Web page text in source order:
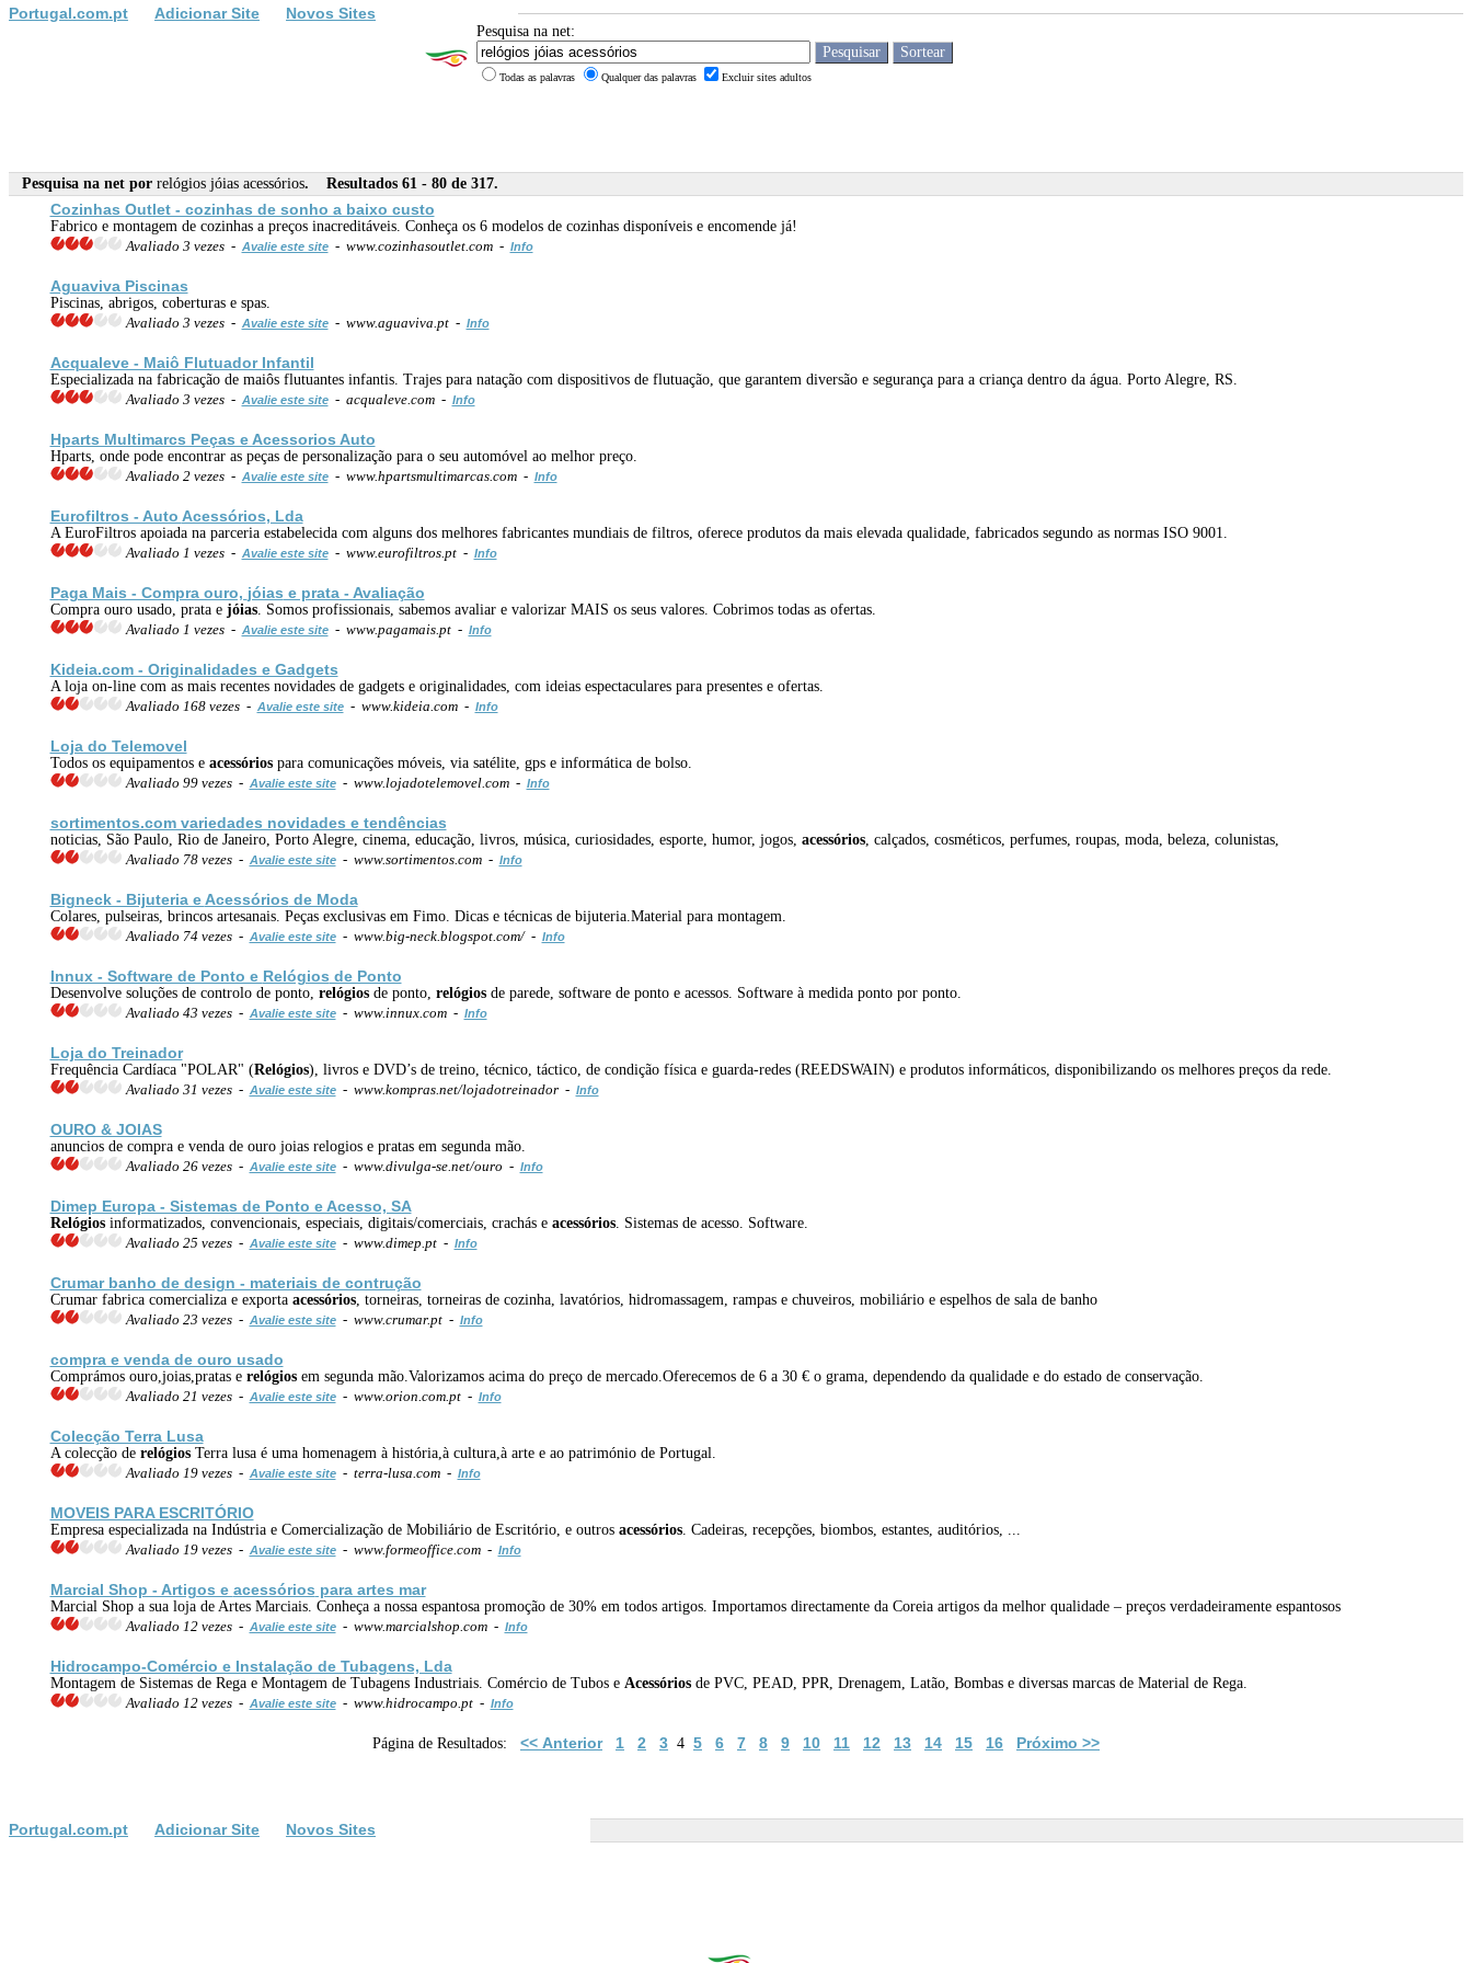
Portugal.com.pt Adicionar Site Novos Sites
Pesquisa na net:
Todas as palavras Qualquer das palavras Excluir sites adultos
Pesquisa na net por relógios jóias acessórios. Resultados 61 - 80 de 317.
Cozinhas Outlet - cozinhas de sonho a baixo custo
Fabrico e montagem de cozinhas a preços inacreditáveis. Conheça os 6 modelos de cozinhas disponíveis e encomende já!
Avaliado 3 vezes - Avalie este site- www.cozinhasoutlet.com - Info
Aguaviva Piscinas
Piscinas, abrigos, coberturas e spas.
Avaliado 3 vezes - Avalie este site- www.aguaviva.pt - Info
Acqualeve - Maiô Flutuador Infantil
Especializada na fabricação de maiôs flutuantes infantis. Trajes para natação com dispositivos de flutuação, que garantem diversão e segurança para a criança dentro da água. Porto Alegre, RS.
Avaliado 3 vezes - Avalie este site- acqualeve.com - Info
Hparts Multimarcs Peças e Acessorios Auto
Hparts, onde pode encontrar as peças de personalização para o seu automóvel ao melhor preço.
Avaliado 2 vezes - Avalie este site- www.hpartsmultimarcas.com - Info
Eurofiltros - Auto Acessórios, Lda
A EuroFiltros apoiada na parceria estabelecida com alguns dos melhores fabricantes mundiais de filtros, oferece produtos da mais elevada qualidade, fabricados segundo as normas ISO 9001.
Avaliado 1 vezes - Avalie este site- www.eurofiltros.pt - Info
Paga Mais - Compra ouro, jóias e prata - Avaliação
Compra ouro usado, prata e jóias. Somos profissionais, sabemos avaliar e valorizar MAIS os seus valores. Cobrimos todas as ofertas.
Avaliado 1 vezes - Avalie este site- www.pagamais.pt - Info
Kideia.com - Originalidades e Gadgets
A loja on-line com as mais recentes novidades de gadgets e originalidades, com ideias espectaculares para presentes e ofertas.
Avaliado 168 vezes - Avalie este site- www.kideia.com - Info
Loja do Telemovel
Todos os equipamentos e acessóriospara comunicações móveis, via satélite, gps e informática de bolso.
Avaliado 99 vezes - Avalie este site- www.lojadotelemovel.com - Info
sortimentos.com variedades novidades e tendências
noticias, São Paulo, Rio de Janeiro, Porto Alegre, cinema, educação, livros, música, curiosidades, esporte, humor, jogos, acessórios, calçados, cosméticos, perfumes, roupas, moda, beleza, colunistas,
Avaliado 78 vezes - Avalie este site- www.sortimentos.com - Info
Bigneck - Bijuteria e Acessórios de Moda
Colares, pulseiras, brincos artesanais. Peças exclusivas em Fimo. Dicas e técnicas de bijuteria.Material para montagem.
Avaliado 74 vezes - Avalie este site- www.big-neck.blogspot.com/ - Info
Innux - Software de Ponto e Relógios de Ponto
Desenvolve soluções de controlo de ponto, relógiosde ponto, relógiosde parede, software de ponto e acessos. Software à medida ponto por ponto.
Avaliado 43 vezes - Avalie este site- www.innux.com - Info
Loja do Treinador
Frequência Cardíaca "POLAR" (Relógios), livros e DVD’s de treino, técnico, táctico, de condição física e guarda-redes (REEDSWAIN) e produtos informáticos, disponibilizando os melhores preços da rede.
Avaliado 31 vezes - Avalie este site- www.kompras.net/lojadotreinador - Info
OURO & JOIAS
anuncios de compra e venda de ouro joias relogios e pratas em segunda mão.
Avaliado 26 vezes - Avalie este site- www.divulga-se.net/ouro - Info
Dimep Europa - Sistemas de Ponto e Acesso, SA
Relógiosinformatizados, convencionais, especiais, digitais/comerciais, crachás e acessórios. Sistemas de acesso. Software.
Avaliado 25 vezes - Avalie este site- www.dimep.pt - Info
Crumar banho de design - materiais de contrução
Crumar fabrica comercializa e exporta acessórios, torneiras, torneiras de cozinha, lavatórios, hidromassagem, rampas e chuveiros, mobiliário e espelhos de sala de banho
Avaliado 23 vezes - Avalie este site- www.crumar.pt - Info
compra e venda de ouro usado
Comprámos ouro,joias,pratas e relógiosem segunda mão.Valorizamos acima do preço de mercado.Oferecemos de 6 a 30 € o grama, dependendo da qualidade e do estado de conservação.
Avaliado 21 vezes - Avalie este site- www.orion.com.pt - Info
Colecção Terra Lusa
A colecção de relógiosTerra lusa é uma homenagem à história,à cultura,à arte e ao património de Portugal.
Avaliado 19 vezes - Avalie este site- terra-lusa.com - Info
MOVEIS PARA ESCRITÓRIO
Empresa especializada na Indústria e Comercialização de Mobiliário de Escritório, e outros acessórios. Cadeiras, recepções, biombos, estantes, auditórios, ...
Avaliado 19 vezes - Avalie este site- www.formeoffice.com - Info
Marcial Shop - Artigos e acessórios para artes mar
Marcial Shop a sua loja de Artes Marciais. Conheça a nossa espantosa promoção de 30% em todos artigos. Importamos directamente da Coreia artigos da melhor qualidade – preços verdadeiramente espantosos
Avaliado 12 vezes - Avalie este site- www.marcialshop.com - Info
Hidrocampo-Comércio e Instalação de Tubagens, Lda
Montagem de Sistemas de Rega e Montagem de Tubagens Industriais. Comércio de Tubos e Acessóriosde PVC, PEAD, PPR, Drenagem, Latão, Bombas e diversas marcas de Material de Rega.
Avaliado 12 vezes - Avalie este site- www.hidrocampo.pt - Info
Página de Resultados: << Anterior 1 2 3 4 5 6 7 8 9 10 11 12 13 14 15 16 Próximo >>
Portugal.com.pt Adicionar Site Novos Sites